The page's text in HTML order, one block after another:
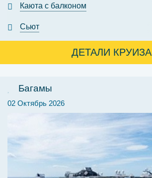
Каюта с балконом
Сьют
ДЕТАЛИ КРУИЗА
Багамы
02 Октябрь 2026